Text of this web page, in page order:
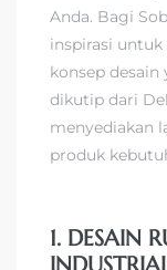
Anda. Bagi
inspirasi
konsep desain
dikutip dari
menyediakan
produk
1. DESAIN